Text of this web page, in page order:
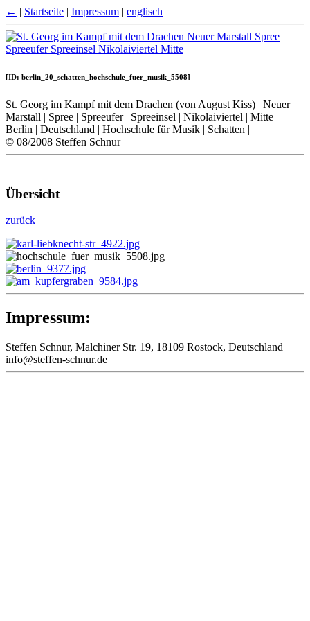
← | Startseite | Impressum | englisch
[ID: berlin_20_schatten_hochschule_fuer_musik_5508]
St. Georg im Kampf mit dem Drachen (von August Kiss) | Neuer
Marstall | Spree | Spreeufer | Spreeinsel | Nikolaiviertel | Mitte |
Berlin | Deutschland | Hochschule für Musik | Schatten |
© 08/2008 Steffen Schnur
Übersicht
zurück
Impressum:
Steffen Schnur, Malchiner Str. 19, 18109 Rostock, Deutschland
info@steffen-schnur.de